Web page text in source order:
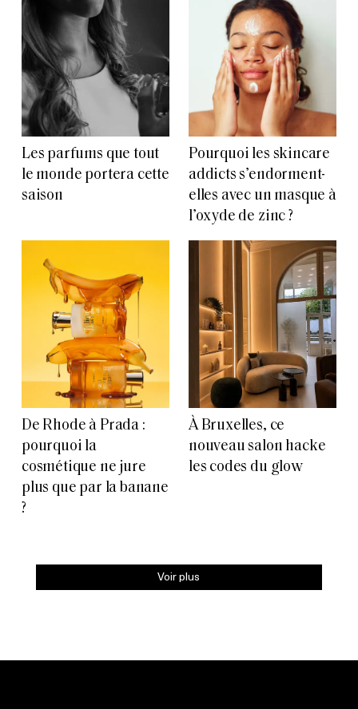
Les parfums que tout
le monde portera cette
saison
Pourquoi les skincare
addicts s’endorment-
elles avec un masque à
l’oxyde de zinc ?
De Rhode à Prada :
pourquoi la
cosmétique ne jure
plus que par la banane
?
À Bruxelles, ce
nouveau salon hacke
les codes du glow
Voir plus